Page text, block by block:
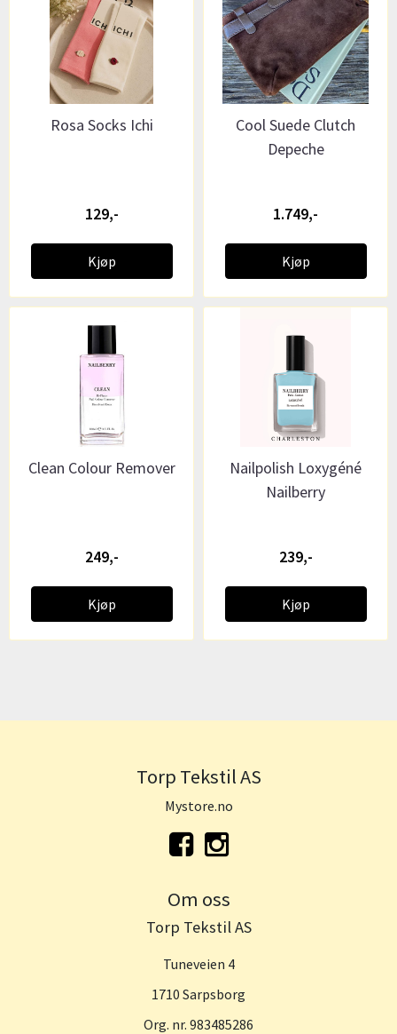
Rosa Socks Ichi
129,-
Kjøp
Cool Suede Clutch
Depeche
1.749,-
Kjøp
Clean Colour Remover
249,-
Kjøp
Nailpolish Loxygéné
Nailberry
239,-
Kjøp
Torp Tekstil AS
Mystore.no
Om oss
Torp Tekstil AS
Tuneveien 4
1710 Sarpsborg
Org. nr. 983485286